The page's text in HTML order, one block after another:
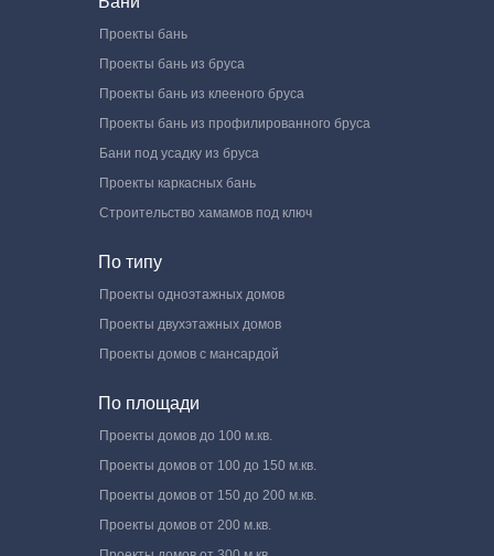
Проекты бань
Проекты бань из бруса
Проекты бань из клееного бруса
Проекты бань из профилированного бруса
Бани под усадку из бруса
Проекты каркасных бань
Строительство хамамов под ключ
По типу
Проекты одноэтажных домов
Проекты двухэтажных домов
Проекты домов с мансардой
По площади
Проекты домов до 100 м.кв.
Проекты домов от 100 до 150 м.кв.
Проекты домов от 150 до 200 м.кв.
Проекты домов от 200 м.кв.